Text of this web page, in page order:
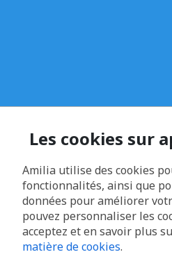
Les cookies sur
Amilia utilise des cookies
fonctionnalités, ainsi que
données pour améliorer
pouvez personnaliser les
acceptez et en savoir plus
matière de cookies.